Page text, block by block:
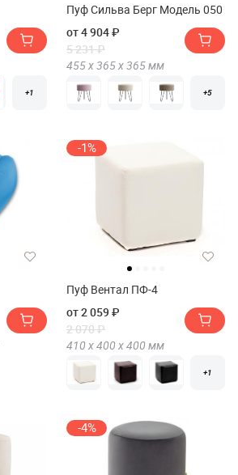
+1
Пуф Сильва Берг Модель 050
от 4 904 ₽
5 231 ₽
455 х365 х365мм
+5
-1%
Пуф Вентал ПФ-4
от 2 059 ₽
2 070 ₽
410 х400 х400 мм
+1
-4%